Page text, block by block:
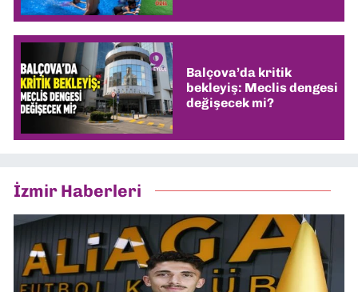
Balçova’da kritik
bekleyiş: Meclis dengesi
değişecek mi?
İzmir Haberleri